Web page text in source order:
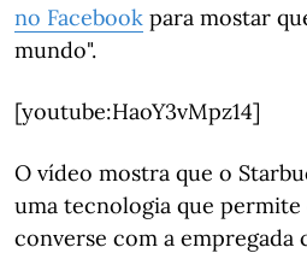
no Facebook para mostar
mundo".
[youtube:HaoY3vMpz14]
O vídeo mostra que o
uma tecnologia que permite
converse com a empregada